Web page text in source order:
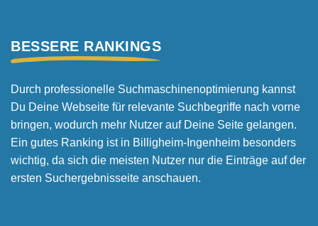
BESSERE RANKINGS
Durch professionelle Suchmaschinen­optimierung kannst
Du Deine Webseite für relevante Suchbegriffe nach vorne
bringen, wodurch mehr Nutzer auf Deine Seite gelangen.
Ein gutes Ranking ist in Billigheim-Ingenheim besonders
wichtig, da sich die meisten Nutzer nur die Einträge auf der
ersten Suchergebnis­seite anschauen.